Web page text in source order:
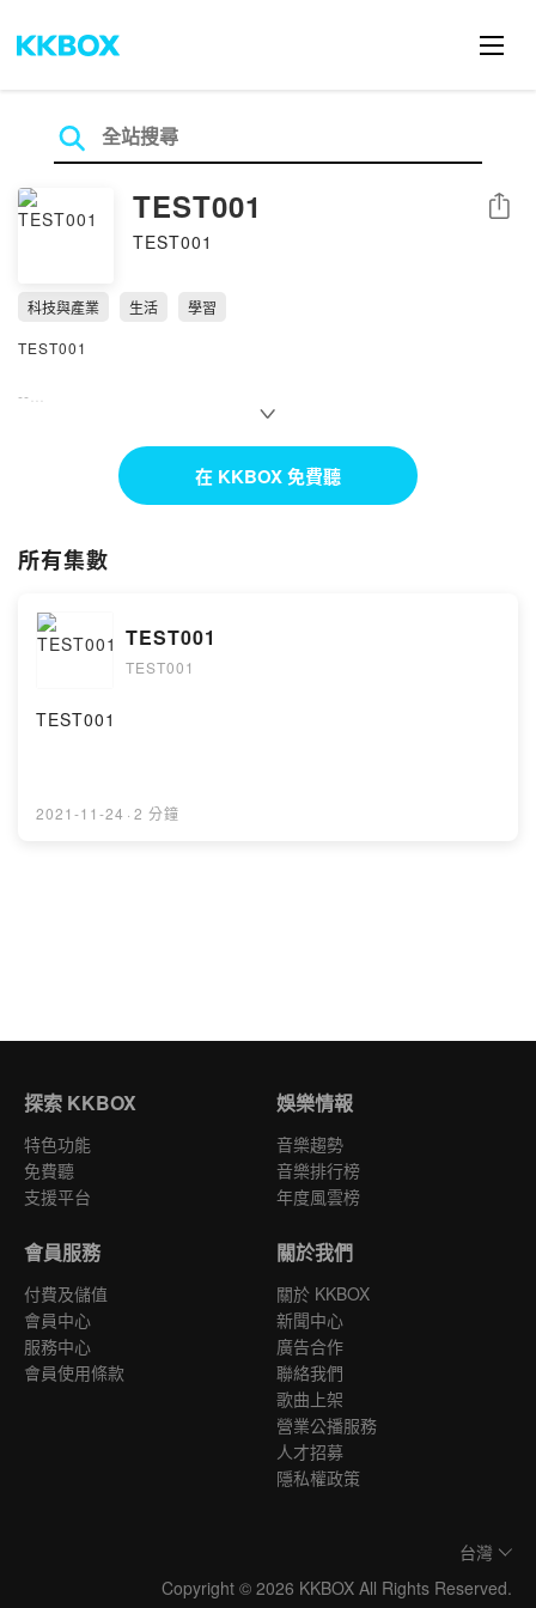
TEST001
TEST001
分享
科技與產業 生活
學習
TEST001
--
在 KKBOX 免費聽
所有集數
TEST001
TEST001
TEST001
2021-11-24 · 2 分鐘
探索 KKBOX
特色功能
免費聽
支援平台
娛樂情報
音樂趨勢
音樂排行榜
年度風雲榜
會員服務
付費及儲值
會員中心
服務中心
會員使用條款
關於我們
關於 KKBOX
新聞中心
廣告合作
聯絡我們
歌曲上架
營業公播服務
人才招募
隱私權政策
台灣
Copyright © 2026 KKBOX All Rights Reserved.